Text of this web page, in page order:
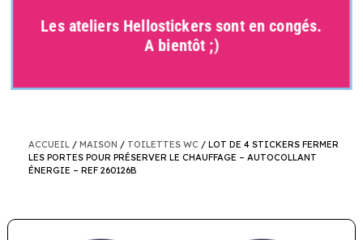
Les ateliers Hellostickers sont en congés.
A bientôt ;)
ACCUEIL/ MAISON / TOILETTES WC / LOT DE 4 STICKERS FERMER
LES PORTES POUR PRÉSERVER LE CHAUFFAGE – AUTOCOLLANT
ÉNERGIE – REF 260126B